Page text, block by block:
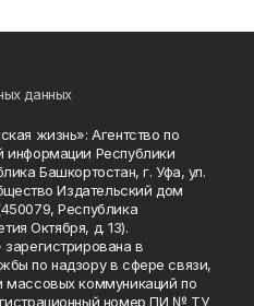
данных
жизнь»: Агентство по
информации Республики
Башкортостан, г. Уфа, ул.
Издательский дом
Республика
Октября, д. 13).
в
по надзору в сфере связи,
массовых коммуникаций по
номер ПИ № ТУ